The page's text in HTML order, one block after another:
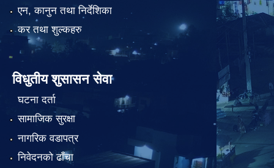
एन, कानुन तथा निर्देशिका
कर तथा शुल्कहरु
विधुतीय शुसासन सेवा
घटना दर्ता
सामाजिक सुरक्षा
नागरिक वडापत्र
निवेदनको ढाँचा